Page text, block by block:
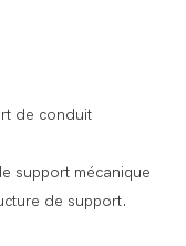
de conduit
support mécanique
de support.